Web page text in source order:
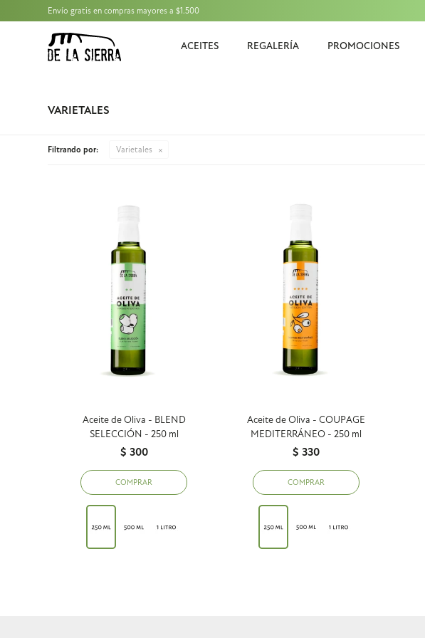
ACEITES REGALERÍA PROMOCIONES
Envío gratis en compras mayores a $1.500
VARIETALES
Filtrando por: Varietales
Aceite de Oliva - BLEND
SELECCIÓN - 250 ml
$ 300
Aceite de Oliva - COUPAGE
MEDITERRÁNEO - 250 ml
$ 330